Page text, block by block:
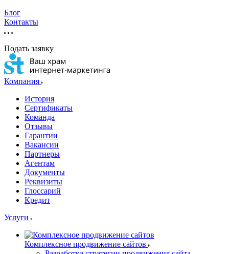
Блог
Контакты
Подать заявку
Компания
История
Сертификаты
Команда
Отзывы
Гарантии
Вакансии
Партнеры
Агентам
Документы
Реквизиты
Глоссарий
Кредит
Услуги
Комплексное продвижение сайтов